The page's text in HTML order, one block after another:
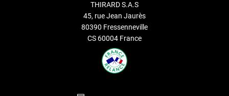
THIRARD S.A.S
45, rue Jean Jaurès
80390 Fressenneville
CS 60004 France